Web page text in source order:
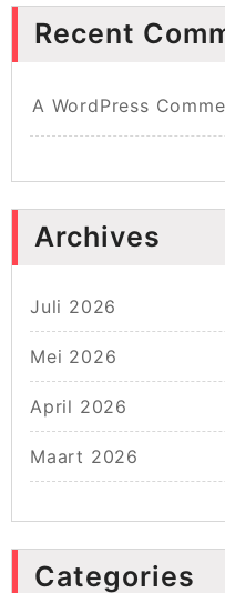
Recent
A WordPress
Archives
Juli 2026
Mei 2026
April 2026
Maart 2026
Categories